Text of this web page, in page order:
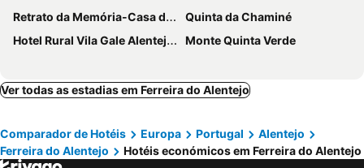
Retrato da Memória-Casa de Campo
Quinta da Chaminé
Hotel Rural Vila Gale Alentejo Vineyards
Monte Quinta Verde
Ver todas as estadias em Ferreira do Alentejo
Comparador de Hotéis Europa Portugal
Alentejo
Ferreira do Alentejo
Hotéis económicos em Ferreira do Alentejo